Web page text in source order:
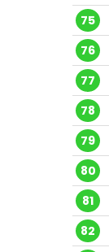
75
76
77
78
79
80
81
82